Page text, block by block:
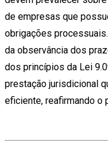
de empresas que
obrigações
da observância dos
dos princípios da Lei
prestação jurisdicional
eficiente, reafirmando